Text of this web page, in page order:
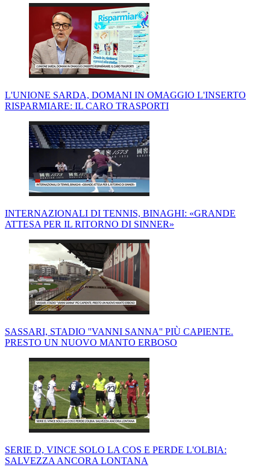
L'UNIONE SARDA, DOMANI IN OMAGGIO L'INSERTO
RISPARMIARE: IL CARO TRASPORTI
INTERNAZIONALI DI TENNIS, BINAGHI: «GRANDE
ATTESA PER IL RITORNO DI SINNER»
SASSARI, STADIO ''VANNI SANNA'' PIÙ CAPIENTE.
PRESTO UN NUOVO MANTO ERBOSO
SERIE D, VINCE SOLO LA COS E PERDE L'OLBIA:
SALVEZZA ANCORA LONTANA